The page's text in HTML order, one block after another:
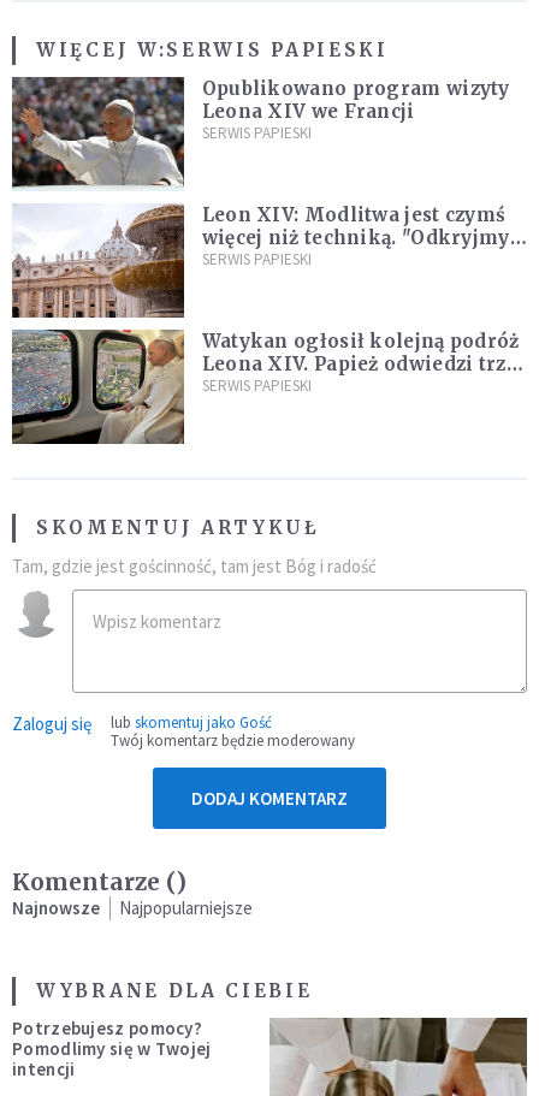
WIĘCEJ W:SERWIS PAPIESKI
Opublikowano program wizyty
Leona XIV we Francji
SERWIS PAPIESKI
Leon XIV: Modlitwa jest czymś
więcej niż techniką. "Odkryjmy
ją na nowo"
SERWIS PAPIESKI
Watykan ogłosił kolejną podróż
Leona XIV. Papież odwiedzi trzy
kraje Ameryki Południowej
SERWIS PAPIESKI
SKOMENTUJ ARTYKUŁ
Tam, gdzie jest gościnność, tam jest Bóg i radość
Zaloguj się lub skomentuj jako Gość
Twój komentarz będzie moderowany
DODAJ KOMENTARZ
Komentarze ()
Najnowsze Najpopularniejsze
WYBRANE DLA CIEBIE
Potrzebujesz pomocy?
Pomodlimy się w Twojej
intencji